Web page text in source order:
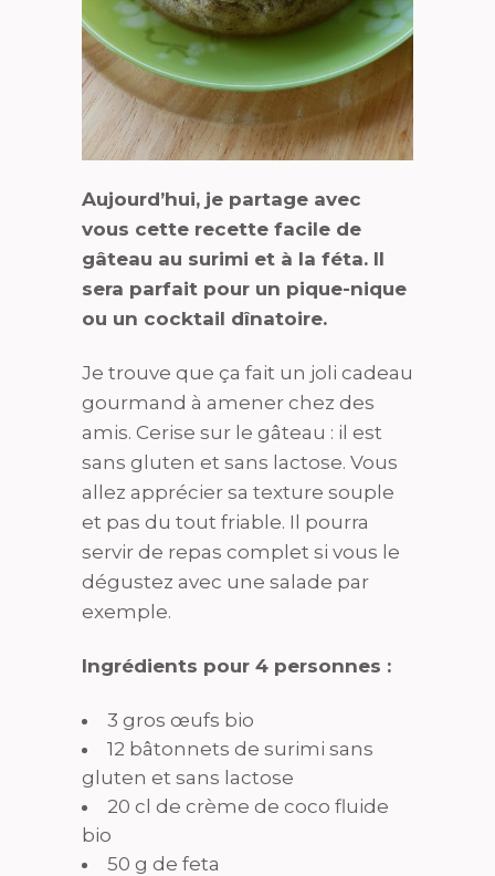
Aujourd’hui, je partage avec
vous cette recette facile de
gâteau au surimi et à la féta. Il
sera parfait pour un pique-nique
ou un cocktail dînatoire.
Je trouve que ça fait un joli cadeau
gourmand à amener chez des
amis. Cerise sur le gâteau : il est
sans gluten et sans lactose. Vous
allez apprécier sa texture souple
et pas du tout friable. Il pourra
servir de repas complet si vous le
dégustez avec une salade par
exemple.
Ingrédients pour 4 personnes :
3 gros œufs bio
12 bâtonnets de surimi sans
gluten et sans lactose
20 cl de crème de coco fluide
bio
50 g de feta